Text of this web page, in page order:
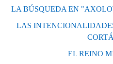
LA BÚSQUEDA EN
LAS
EL REINO